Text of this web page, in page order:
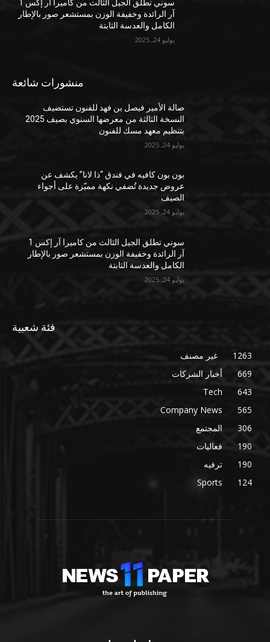
سوني تطلق الجيل الثالث من كاميرا آر إكس 1
آر الرائدة وخفيفة الوزن بمستشعر صور بالإطار
الكامل والعدسة الثابتة
يوليو 24, 2025
منشورات شائعة
صالة الأمير فيصل بن فهد للفنون تستضيف
النسخة الثالثة من معرضها السنوي بصيف 2025
بتنظيم معهد مسك للفنون
يوليو 24, 2025
بون بون كافيه في فندق “ذا لانا” يكشف عن
عروض جديدة تُضفي نكهة مميّزة على أجواء
الصيف
يوليو 24, 2025
سوني تطلق الجيل الثالث من كاميرا آر إكس 1
آر الرائدة وخفيفة الوزن بمستشعر صور بالإطار
الكامل والعدسة الثابتة
يوليو 24, 2025
فئة شعبية
غير مصنف
1263
أخبار الشركات
669
Tech
643
Company News
565
المجتمع
306
فعاليات
190
ترفيه
190
Sports
124